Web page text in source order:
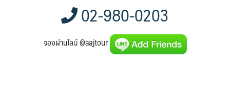
02-980-0203
จองผ่านไลน์ @aajtour